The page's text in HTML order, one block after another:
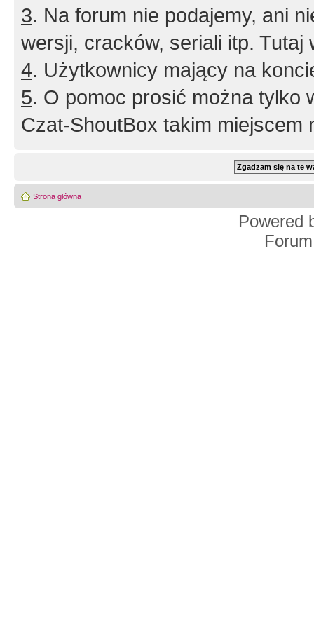
3. Na forum nie podajemy, ani
wersji, cracków, seriali itp. Tutaj
4. Użytkownicy mający na
5. O pomoc prosić można tylko
Czat-ShoutBox takim miejscem
Strona główna
Powered